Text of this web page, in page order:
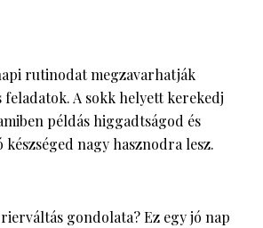
rutinodat megzavarhatják
A sokk helyett kerekedj
példás higgadtságod és
nagy hasznodra lesz.
gondolata? Ez egy jó nap